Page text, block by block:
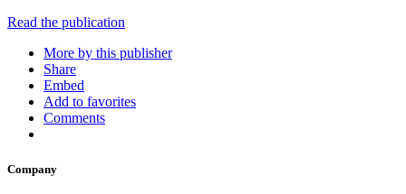
Read the publication
More by this publisher
Share
Embed
Add to favorites
Comments
Company